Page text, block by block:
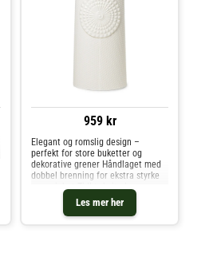
959 kr
Les mer her
Elegant og romslig design –
perfekt for store buketter og
dekorative grener Håndlaget med
dobbel brenning for ekstra styrke
og varighet Tidløs hvit glasur som
passer inn i alle typer interiør Med
sitt rolige uttrykk og generøse
størrelse er Pipanel